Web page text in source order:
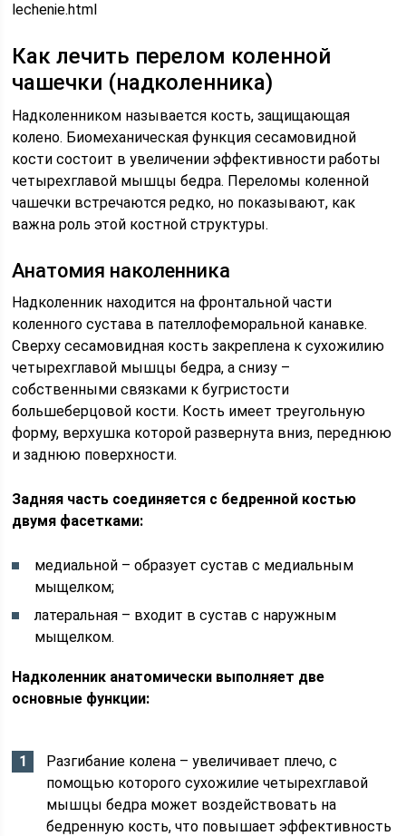
lechenie.html
Как лечить перелом коленной
чашечки (надколенника)
Надколенником называется кость, защищающая
колено. Биомеханическая функция сесамовидной
кости состоит в увеличении эффективности работы
четырехглавой мышцы бедра. Переломы коленной
чашечки встречаются редко, но показывают, как
важна роль этой костной структуры.
Анатомия наколенника
Надколенник находится на фронтальной части
коленного сустава в пателлофеморальной канавке.
Сверху сесамовидная кость закреплена к сухожилию
четырехглавой мышцы бедра, а снизу –
собственными связками к бугристости
большеберцовой кости. Кость имеет треугольную
форму, верхушка которой развернута вниз, переднюю
и заднюю поверхности.
Задняя часть соединяется с бедренной костью
двумя фасетками:
медиальной – образует сустав с медиальным
мыщелком;
латеральная – входит в сустав с наружным
мыщелком.
Надколенник анатомически выполняет две
основные функции:
Разгибание колена – увеличивает плечо, с
помощью которого сухожилие четырехглавой
мышцы бедра может воздействовать на
бедренную кость, что повышает эффективность